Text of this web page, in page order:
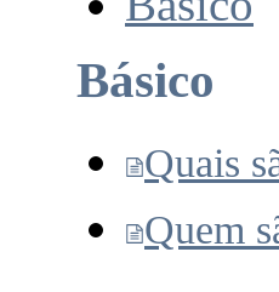
Básico
Quais
Quem